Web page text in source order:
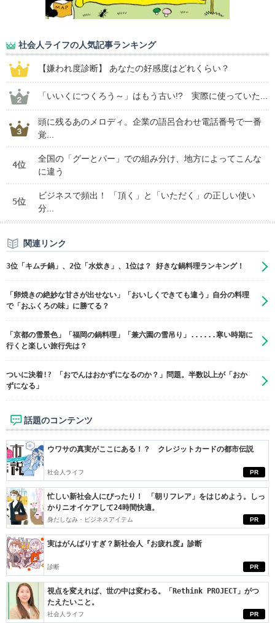
社会人ライフの人気記事ランキング
【嫌われ度診断】 あなたの好感度はどれくらい？
「いいくにつくろう～」はもう古い!? 実際に使っていた...
頭に残るあのメロディ。企業の語呂合わせ電話番号で一番
覚...
4位
全国の「グーとパー」での組み分け、地方によってこんな
に違う
5位
ビジネスで頻出！ 「頂く」と「いただく」の正しい使い
分...
関連リンク
3位「キムチ鍋」、2位「水炊き」、1位は？ 好きな鍋料理ランキング！
「卵焼きの絶妙な甘さが出せない」「おいしくできても違う」自分の料理
で「おふくろの味」に勝てる？
「京都の雪景色」「福岡の鍋料理」「兼六園の雪吊り」......寒い時期に
行くと楽しい旅行先は？
ついに決着!? 「おでんはおかずになるのか？」問題。半数以上が「おか
ずになる」
話題のコンテンツ
PR
ウワサの真実がここにある！？ クレジットカードの都市伝説
社会人ライフ
PR
忙しい新社会人にぴったり！ 「朝リフレア」をはじめよう。しっ
かりニオイケアして24時間快適。
身だしなみ・ビジネスアイテム
PR
実はがんばりすぎ？新社会人『お疲れ度』診断
診断
PR
視点を変えれば、世の中は変わる。「Rethink PROJECT」がつ
たえたいこと。
社会人ライフ